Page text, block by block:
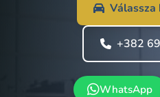
Válassza
+382
WhatsApp